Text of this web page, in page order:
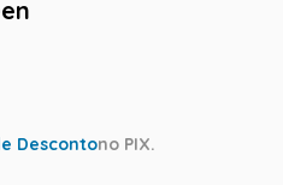
Descontono PIX.